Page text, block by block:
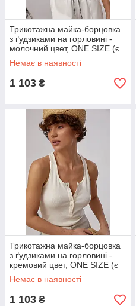
Трикотажна майка-борцовка
з ґудзиками на горловині -
молочний цвет, ONE SIZE (є
розміри)
Немає в наявності
1 103 ₴
Трикотажна майка-борцовка
з ґудзиками на горловині -
кремовий цвет, ONE SIZE (є
розміри)
Немає в наявності
1 103 ₴